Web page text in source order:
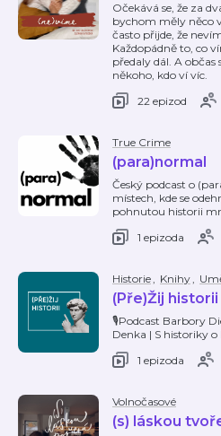
Očekává se, že za
bychom měly něco
často přijde, že
Každopádně to, co
předaly dál. A občas
někoho, kdo ví víc.
22 epizod
True Crime
(para)normal
Český podcast o
místech, kde se
pohnutou historii
1 epizoda
Historie, Knihy,
(Pře)Žij historii
🎙Podcast Barbory
Denka | S historiky o
1 epizoda
Volnočasové
(s) láskou